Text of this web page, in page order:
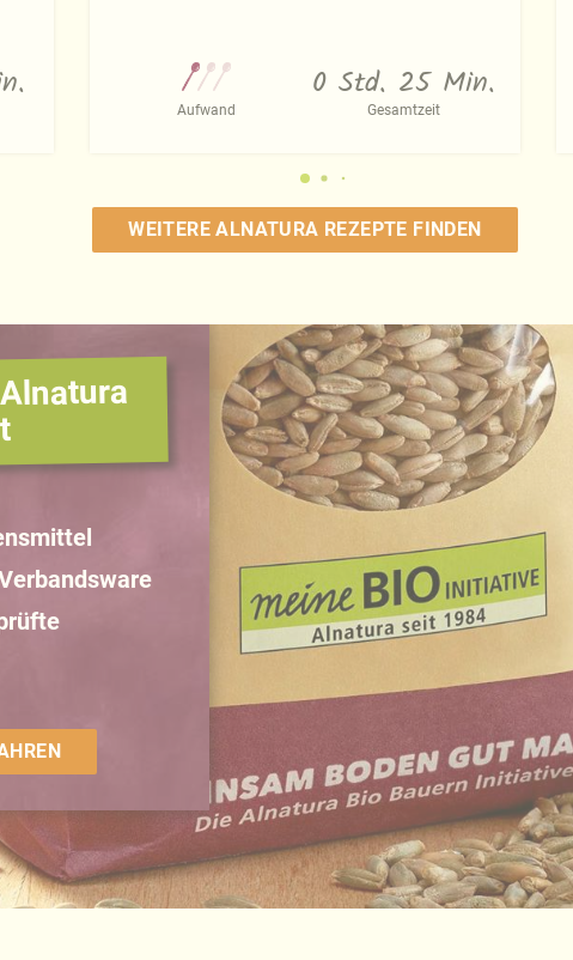
Aufwand
0 Std. 25 Min.
Gesamtzeit
WEITERE ALNATURA REZEPTE FINDEN